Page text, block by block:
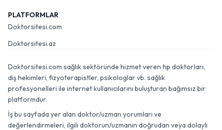
PLATFORMLAR
Doktorsitesi.com
Doktorsitesi.az
Doktorsitesi.com sağlık sektöründe hizmet veren tıp doktorları,
diş hekimleri, fizyoterapistler, psikologlar vb. sağlık
profesyonelleri ile internet kullanıcılarını buluşturan bağımsız bir
platformdur.
İş bu sayfada yer alan doktor/uzman yorumları ve
değerlendirmeleri, ilgili doktorun/uzmanın doğrudan veya dolaylı